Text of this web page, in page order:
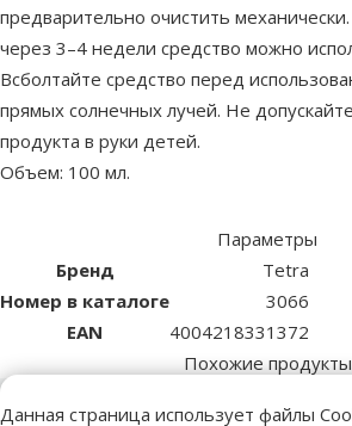
Данная страница использует файлы
предварительно очистить
через 3–4 недели средство можно
Всболтайте средство перед
прямых солнечных лучей. Не
продукта в руки детей.
Объем: 100 мл.
Параметры
Бренд
Tetra
Номер в каталоге
3066
EAN
4004218331372
Похожие продукты
Оценка 0%